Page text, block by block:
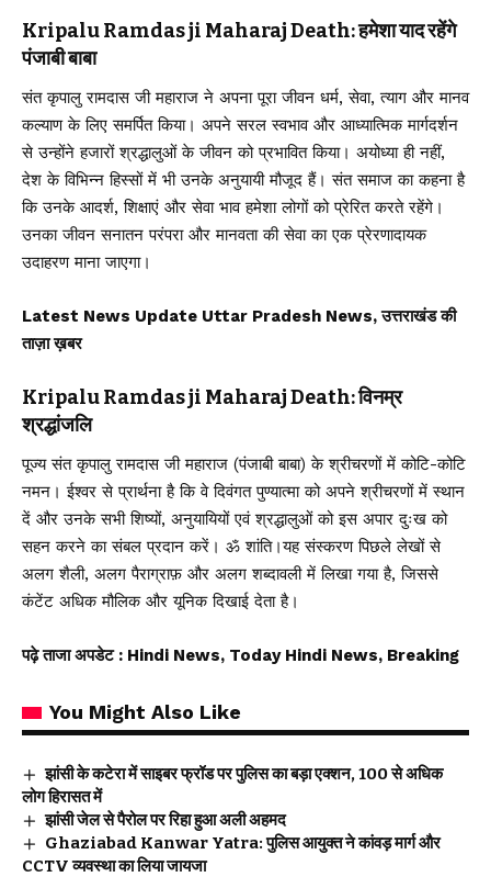
Kripalu Ramdas ji Maharaj Death: हमेशा याद रहेंगे
पंजाबी बाबा
संत कृपालु रामदास जी महाराज ने अपना पूरा जीवन धर्म, सेवा, त्याग और मानव
कल्याण के लिए समर्पित किया। अपने सरल स्वभाव और आध्यात्मिक मार्गदर्शन
से उन्होंने हजारों श्रद्धालुओं के जीवन को प्रभावित किया। अयोध्या ही नहीं,
देश के विभिन्न हिस्सों में भी उनके अनुयायी मौजूद हैं। संत समाज का कहना है
कि उनके आदर्श, शिक्षाएं और सेवा भाव हमेशा लोगों को प्रेरित करते रहेंगे।
उनका जीवन सनातन परंपरा और मानवता की सेवा का एक प्रेरणादायक
उदाहरण माना जाएगा।
Latest News Update Uttar Pradesh News, उत्तराखंड की
ताज़ा ख़बर
Kripalu Ramdas ji Maharaj Death: विनम्र
श्रद्धांजलि
पूज्य संत कृपालु रामदास जी महाराज (पंजाबी बाबा) के श्रीचरणों में कोटि-कोटि
नमन। ईश्वर से प्रार्थना है कि वे दिवंगत पुण्यात्मा को अपने श्रीचरणों में स्थान
दें और उनके सभी शिष्यों, अनुयायियों एवं श्रद्धालुओं को इस अपार दुःख को
सहन करने का संबल प्रदान करें। ॐ शांति।यह संस्करण पिछले लेखों से
अलग शैली, अलग पैराग्राफ़ और अलग शब्दावली में लिखा गया है, जिससे
कंटेंट अधिक मौलिक और यूनिक दिखाई देता है।
पढ़े ताजा अपडेट : Hindi News, Today Hindi News, Breaking
You Might Also Like
झांसी के कटेरा में साइबर फ्रॉड पर पुलिस का बड़ा एक्शन, 100 से अधिक
लोग हिरासत में
झांसी जेल से पैरोल पर रिहा हुआ अली अहमद
Ghaziabad Kanwar Yatra: पुलिस आयुक्त ने कांवड़ मार्ग और
CCTV व्यवस्था का लिया जायजा